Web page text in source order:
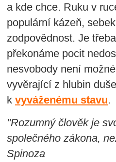
a kde chce. Ruku v
populární kázeň,
zodpovědnost. Je
překonáme pocit
nesvobody není
vyvěrající z hlubin
k vyváženému stavu.
"Rozumný člověk je
společného zákona,
Spinoza